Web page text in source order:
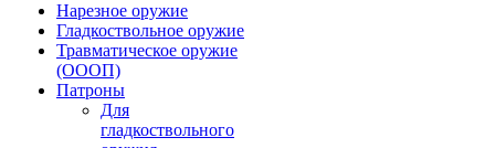
Нарезное оружие
Гладкоствольное оружие
Травматическое оружие
(ОООП)
Патроны
Для
гладкоствольного